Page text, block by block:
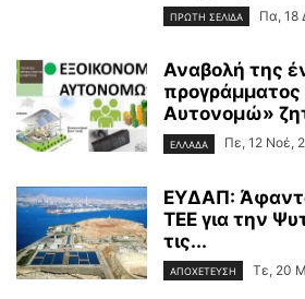
ΠΡΩΤΗ ΣΕΛΙΔΑ Πα, 18
Αναβολή της
Αυτονομώ»
ΕΛΛΑΔΑ Πε, 12 Νοέ,
ΕΥΔΑΠ:
ΤΕΕ για την
τις...
ΑΠΟΧΕΤΕΥΣΗ Τε, 20